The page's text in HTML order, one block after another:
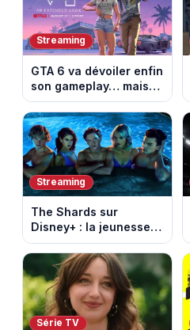
d’amour
Streaming
GTA 6 va dévoiler enfin
son gameplay… mais
d’abord sur Netflix
Streaming
The Shards sur
Disney+ : la jeunesse
dorée de Los Angeles
face à un tueur dans
les années 80
Série TV